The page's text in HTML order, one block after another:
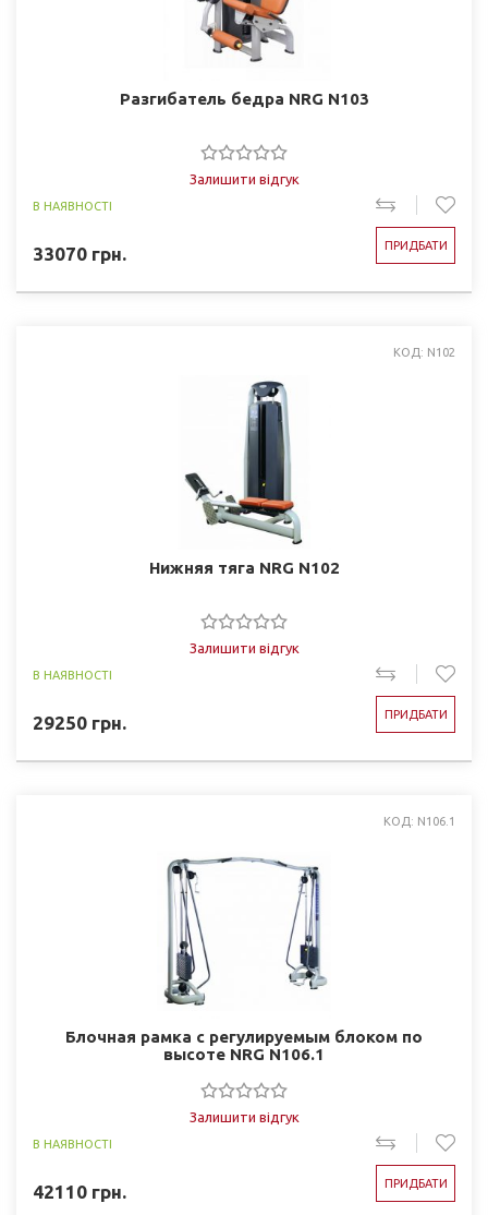
Разгибатель бедра NRG N103
Залишити відгук
В НАЯВНОСТІ
33070 грн. ПРИДБАТИ
КОД: N102
Нижняя тяга NRG N102
Залишити відгук
В НАЯВНОСТІ
29250 грн. ПРИДБАТИ
КОД: N106.1
Блочная рамка с регулируемым блоком по
высоте NRG N106.1
Залишити відгук
В НАЯВНОСТІ
42110 грн. ПРИДБАТИ